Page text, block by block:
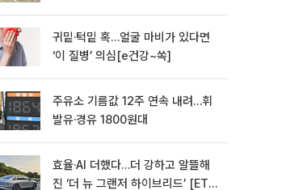
귀밑·턱밑 혹…얼굴 마비가 있다면
‘이 질병’ 의심[e건강~쏙]
주유소 기름값 12주 연속 내려…휘
발유·경유 1800원대
효율·AI 더했다…더 강하고 알뜰해
진 ‘더 뉴 그랜저 하이브리드’ [ET의